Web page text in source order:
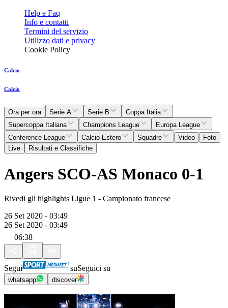
Help e Faq
Info e contatti
Termini del servizio
Utilizzo dati e privacy
Cookie Policy
Calcio
Calcio
Ora per ora Serie A Serie B
Coppa Italia
Supercoppa Italiana
Champions League
Europa League
Conference League
Calcio Estero Squadre Video
Foto
Live
Risultati e Classifiche
Angers SCO-AS Monaco 0-1
Rivedi gli highlights Ligue 1 - Campionato francese
26 Set 2020 - 03:49
26 Set 2020 - 03:49
06:38
Segui suSeguici su
whatsapp discover